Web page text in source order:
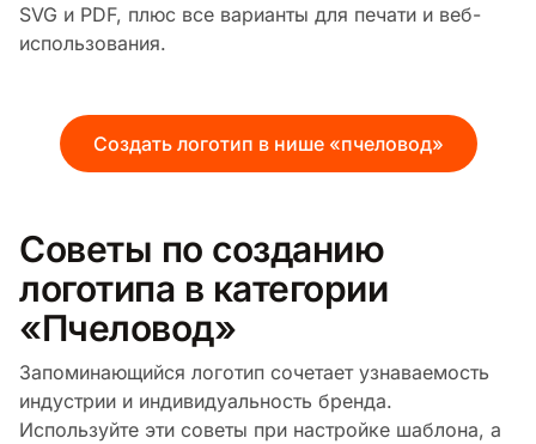
SVG и PDF, плюс все варианты для печати и веб-
использования.
Создать логотип в нише «пчеловод»
Советы по созданию
логотипа в категории
«Пчеловод»
Запоминающийся логотип сочетает узнаваемость
индустрии и индивидуальность бренда.
Используйте эти советы при настройке шаблона, а